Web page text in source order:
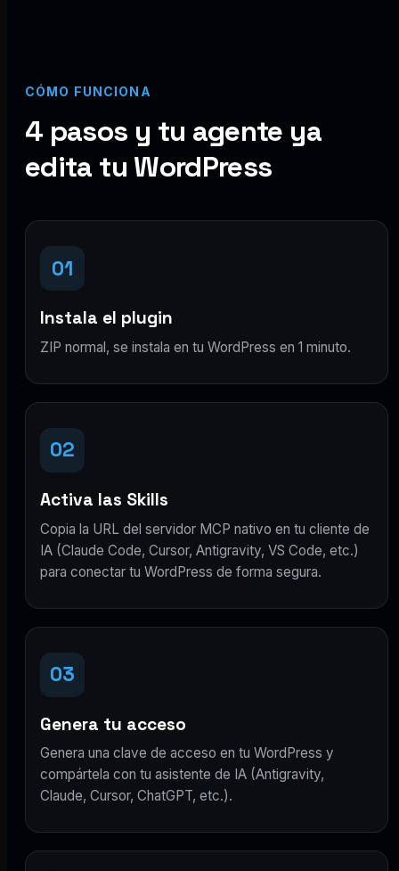
CÓMO FUNCIONA
4 pasos y tu agente ya
edita tu WordPress
01
Instala el plugin
ZIP normal, se instala en tu WordPress en 1 minuto.
02
Activa las Skills
Copia la URL del servidor MCP nativo en tu cliente de
IA (Claude Code, Cursor, Antigravity, VS Code, etc.)
para conectar tu WordPress de forma segura.
03
Genera tu acceso
Genera una clave de acceso en tu WordPress y
compártela con tu asistente de IA (Antigravity,
Claude, Cursor, ChatGPT, etc.).